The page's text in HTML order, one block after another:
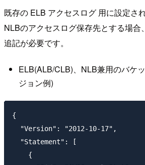
既存の ELB アクセスログ 用に設定さ
NLBのアクセスログ保存先とする場合
追記が必要です。
ELB(ALB/CLB)、NLB兼用のバケ
ジョン例)
{
  "Version": "2012-10-17",
  "Statement": [
    {